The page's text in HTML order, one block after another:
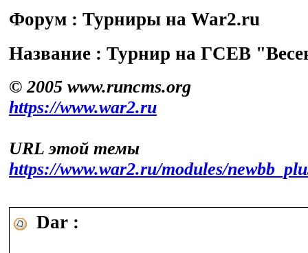
Форум : Турниры на War2.ru
Название : Турнир на ГСЕВ
© 2005 www.runcms.org
https://www.war2.ru
URL этой темы
https://www.war2.ru/modules/
Dar :